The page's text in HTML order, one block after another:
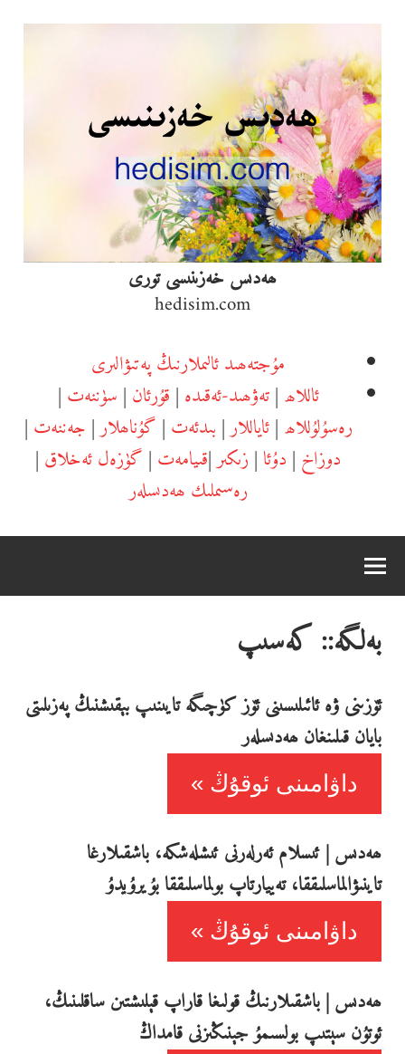
Skip
content
ھەدىس خەزىنىسى تورى
hedisim.com
مۇجتەھىد ئالىملارنىڭ پەتىۋالىرى
ئاللاھ|تەۋھىد-ئەقىدە|قۇرئان|سۈننەت|
رەسۇلۇللاھ|ئاياللار|بىدئەت|گۇناھلار|جەننەت|
دوزاخ|دۇئا|زىكىر|قىيامەت|گۈزەل ئەخلاق|
رەسىملىك ھەدىسلەر
بەلگە::كەسىپ
ئۆزىنى ۋە ئائىلىسىنى ئۆز كۈچىگە تايىنىپ بېقىشنىڭ پەزىلىتى
بايان قىلىنغان ھەدىسلەر
داۋامىنى ئوقۇڭ
ھەدىس | ئىسلام ئەرلەرنى ئىشلەشكە، باشقىلارغا
تاينىۋالماسلىققا، تەييارتاپ بولماسلىققا بۇيرۇيدۇ
داۋامىنى ئوقۇڭ
ھەدىس | باشقىلارنىڭ قولىغا قاراپ قېلىشتىن ساقلىنىڭ،
ئوتۇن سېتىپ بولسىمۇ جېنىڭىزنى قامداڭ